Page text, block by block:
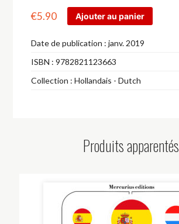
€5.90 Ajouter au panier
Date de publication : janv. 2019
ISBN : 9782821123663
Collection : Hollandais - Dutch
Produits apparentés